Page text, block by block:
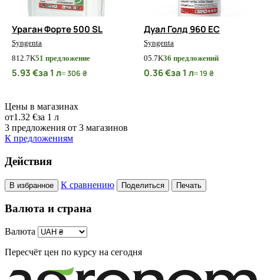
Ураган Форте 500 SL
Syngenta
812.7K51 предложение
5.93 €за 1 л≈ 306 ₴
Дуал Голд 960 ЕС
Syngenta
05.7K36 предложений
0.36 €за 1 л≈ 19 ₴
Цены в магазинах
от1.32 €за 1 л
3 предложения от 3 магазинов
К предложениям
Действия
В избранное К сравнению Поделиться Печать
Валюта и страна
Валюта
Пересчёт цен по курсу на сегодня